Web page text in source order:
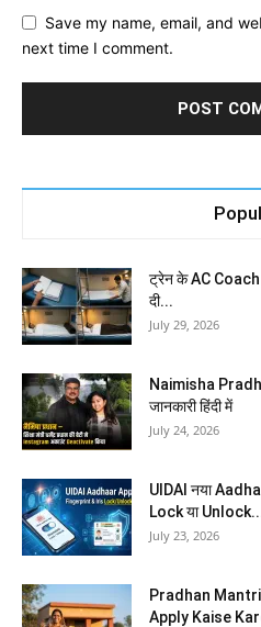
Save my name, email, and
next time I comment.
ट्रेन के AC
दी...
July 29, 2026
Naimisha
जानकारी हिंदी में
July 24, 2026
UIDAI नया
Lock या
July 23, 2026
Pradhan
Apply Kaise